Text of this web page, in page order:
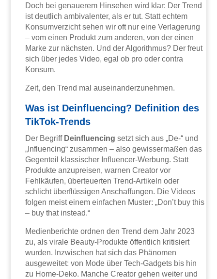
Doch bei genauerem Hinsehen wird klar: Der Trend
ist deutlich ambivalenter, als er tut. Statt echtem
Konsumverzicht sehen wir oft nur eine Verlagerung
– vom einen Produkt zum anderen, von der einen
Marke zur nächsten. Und der Algorithmus? Der freut
sich über jedes Video, egal ob pro oder contra
Konsum.
Zeit, den Trend mal auseinanderzunehmen.
Was ist Deinfluencing? Definition des
TikTok-Trends
Der Begriff Deinfluencing setzt sich aus „De-“ und
„Influencing“ zusammen – also gewissermaßen das
Gegenteil klassischer Influencer-Werbung. Statt
Produkte anzupreisen, warnen Creator vor
Fehlkäufen, überteuerten Trend-Artikeln oder
schlicht überflüssigen Anschaffungen. Die Videos
folgen meist einem einfachen Muster: „Don’t buy this
– buy that instead.“
Medienberichte ordnen den Trend dem Jahr 2023
zu, als virale Beauty-Produkte öffentlich kritisiert
wurden. Inzwischen hat sich das Phänomen
ausgeweitet: von Mode über Tech-Gadgets bis hin
zu Home-Deko. Manche Creator gehen weiter und